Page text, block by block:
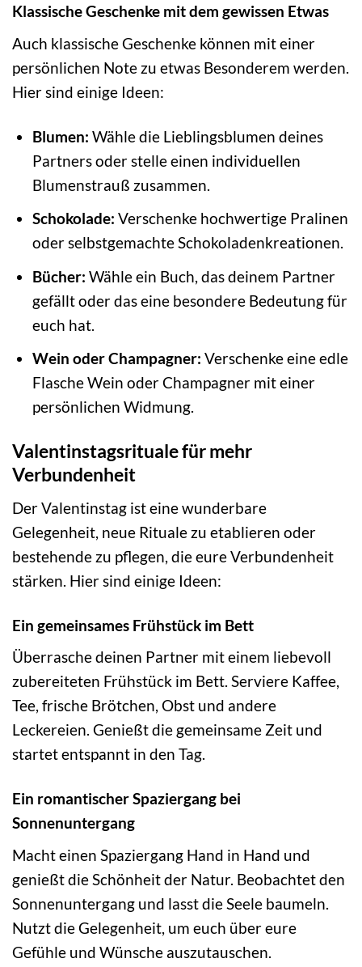
Klassische Geschenke mit dem gewissen Etwas
Auch klassische Geschenke können mit einer
persönlichen Note zu etwas Besonderem werden.
Hier sind einige Ideen:
Blumen: Wähle die Lieblingsblumen deines
Partners oder stelle einen individuellen
Blumenstrauß zusammen.
Schokolade: Verschenke hochwertige Pralinen
oder selbstgemachte Schokoladenkreationen.
Bücher: Wähle ein Buch, das deinem Partner
gefällt oder das eine besondere Bedeutung für
euch hat.
Wein oder Champagner: Verschenke eine edle
Flasche Wein oder Champagner mit einer
persönlichen Widmung.
Valentinstagsrituale für mehr
Verbundenheit
Der Valentinstag ist eine wunderbare
Gelegenheit, neue Rituale zu etablieren oder
bestehende zu pflegen, die eure Verbundenheit
stärken. Hier sind einige Ideen:
Ein gemeinsames Frühstück im Bett
Überrasche deinen Partner mit einem liebevoll
zubereiteten Frühstück im Bett. Serviere Kaffee,
Tee, frische Brötchen, Obst und andere
Leckereien. Genießt die gemeinsame Zeit und
startet entspannt in den Tag.
Ein romantischer Spaziergang bei
Sonnenuntergang
Macht einen Spaziergang Hand in Hand und
genießt die Schönheit der Natur. Beobachtet den
Sonnenuntergang und lasst die Seele baumeln.
Nutzt die Gelegenheit, um euch über eure
Gefühle und Wünsche auszutauschen.